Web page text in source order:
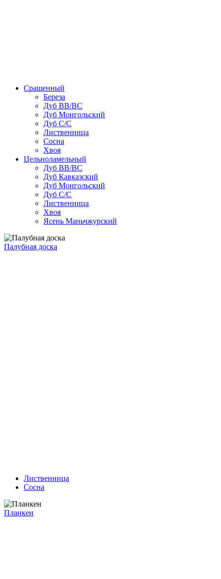
Сращенный
Береза
Дуб ВВ/ВС
Дуб Монгольский
Дуб С/С
Лиственница
Сосна
Хвоя
Цельноламельный
Дуб ВВ/ВС
Дуб Кавказский
Дуб Монгольский
Дуб С/С
Лиственница
Хвоя
Ясень Маньчжурский
Палубная доска
Лиственница
Сосна
Планкен